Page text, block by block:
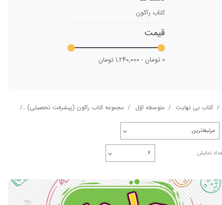
کتاب بی نهایت متوسطه اوّل مجموعه کتاب راکون (پیشرفت تحصیلی)
مرتبط‌ترین
نمایش ۶
کتاب راکون
قیمت
۰ تومان - ۱,۲۴۰,۰۰۰ تومان